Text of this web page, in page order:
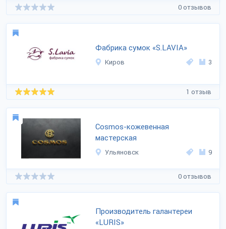
0 отзывов
Фабрика сумок «S.LAVIA»
Киров 3
1 отзыв
Cosmos-кожевенная
мастерская
Ульяновск 9
0 отзывов
Производитель галантереи
«LURIS»